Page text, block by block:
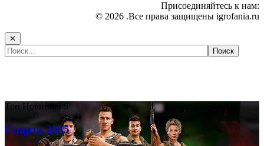
Присоединяйтесь к нам:
© 2026 .Все права защищены igrofania.ru
✕
Топ Новинка! 9
Спарта 2035